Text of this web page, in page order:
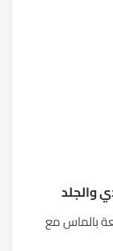
18 قيراط مرصعة بالماس مع